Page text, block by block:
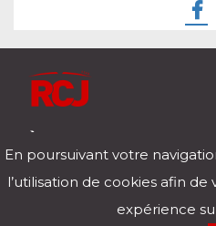
Télécharger notre application pour
En poursuivant votre
l’utilisation de cookies afin
expérience